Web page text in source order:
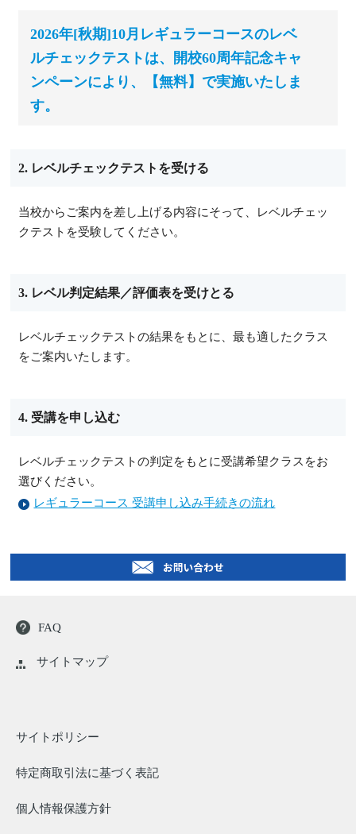
2026年[秋期]10月レギュラーコースのレベ
ルチェックテストは、開校60周年記念キャ
ンペーンにより、【無料】で実施いたしま
す。
2. レベルチェックテストを受ける
当校からご案内を差し上げる内容にそって、レベルチェッ
クテストを受験してください。
3. レベル判定結果／評価表を受けとる
レベルチェックテストの結果をもとに、最も適したクラス
をご案内いたします。
4. 受講を申し込む
レベルチェックテストの判定をもとに受講希望クラスをお
選びください。
レギュラーコース 受講申し込み手続きの流れ
FAQ
サイトマップ
サイトポリシー
特定商取引法に基づく表記
個人情報保護方針